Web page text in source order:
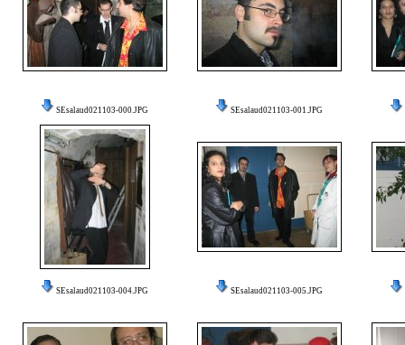
SEsalaud021103-000.JPG SEsalaud021103-001.JPG
SEsalaud021103-004.JPG SEsalaud021103-005.JPG